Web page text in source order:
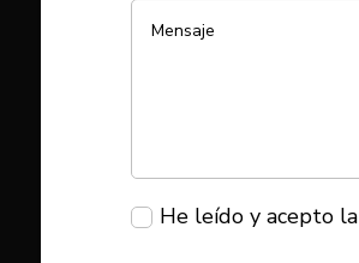
He leído y acepto la